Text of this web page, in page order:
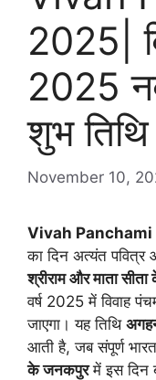
2025|
2025
शुभ
November 10,
Vivah
का दिन अत्यंत पवित्र
श्रीराम और माता सीता
वर्ष 2025 में विवाह
जाएगा। यह तिथि
आती है, जब संपूर्ण
के जनकपुरमें इस दिन